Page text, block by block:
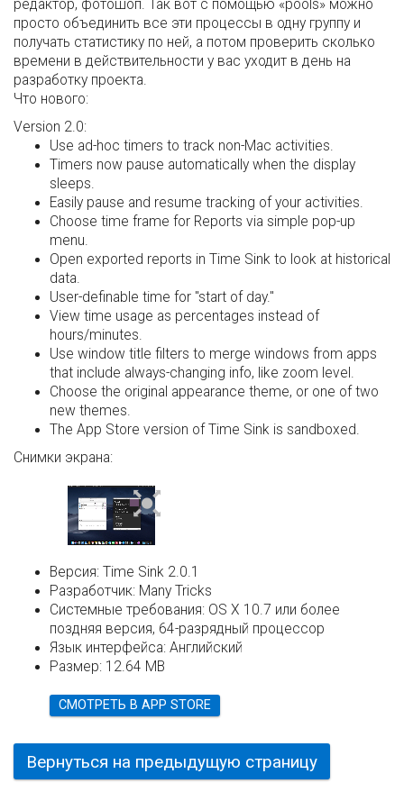
редактор, фотошоп. Так вот с помощью «pools» можно
просто объединить все эти процессы в одну группу и
получать статистику по ней, а потом проверить сколько
времени в действительности у вас уходит в день на
разработку проекта.
Что нового:
Version 2.0:
Use ad-hoc timers to track non-Mac activities.
Timers now pause automatically when the display
sleeps.
Easily pause and resume tracking of your activities.
Choose time frame for Reports via simple pop-up
menu.
Open exported reports in Time Sink to look at historical
data.
User-definable time for "start of day."
View time usage as percentages instead of
hours/minutes.
Use window title filters to merge windows from apps
that include always-changing info, like zoom level.
Choose the original appearance theme, or one of two
new themes.
The App Store version of Time Sink is sandboxed.
Снимки экрана:
Версия: Time Sink 2.0.1
Разработчик: Many Tricks
Системные требования: OS X 10.7 или более
поздняя версия, 64-разрядный процессор
Язык интерфейса: Английский
Размер: 12.64 MB
СМОТРЕТЬ В APP STORE
Вернуться на предыдущую страницу